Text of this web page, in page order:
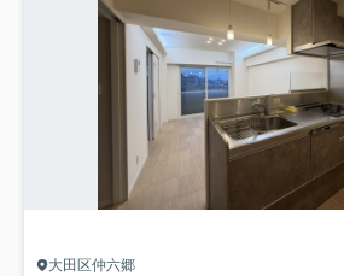
大田区仲六郷